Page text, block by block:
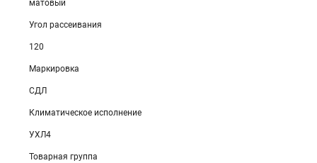
матовый
Угол рассеивания
120
Маркировка
СДЛ
Климатическое исполнение
УХЛ4
Товарная группа